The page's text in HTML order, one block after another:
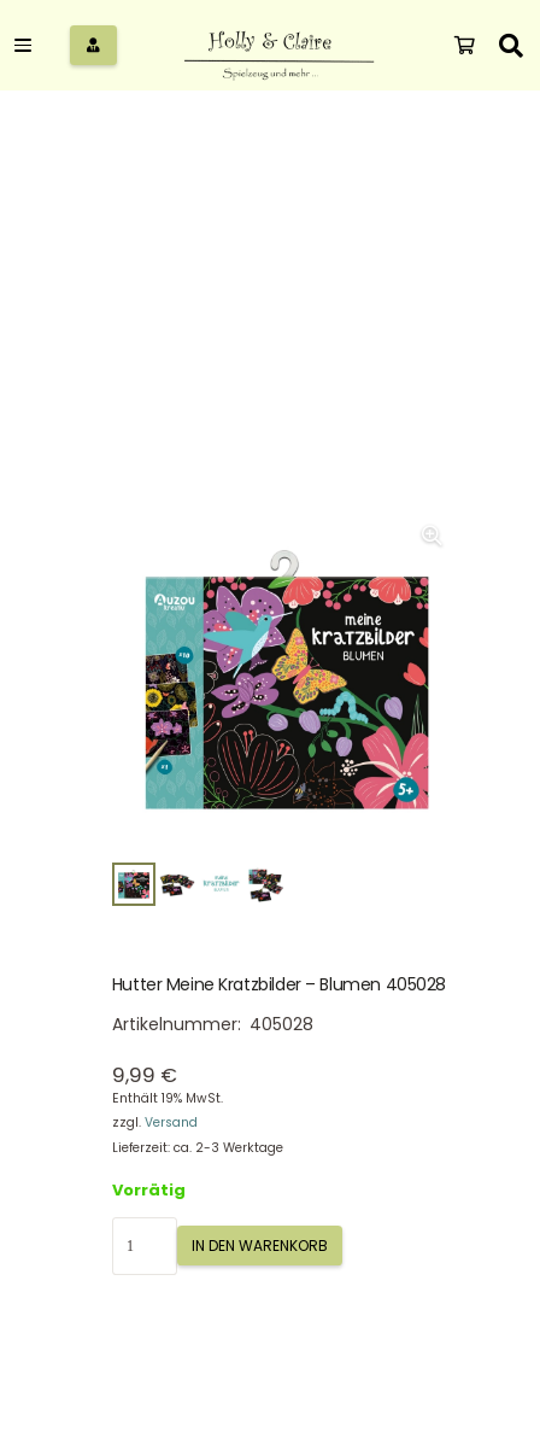
Hutter Meine Kratzbilder – Blumen 405028
Artikelnummer: 405028
9,99 €
Enthält 19% MwSt.
zzgl. Versand
Lieferzeit: ca. 2-3 Werktage
Vorrätig
Meine
Kratzbilder
IN DEN WARENKORB